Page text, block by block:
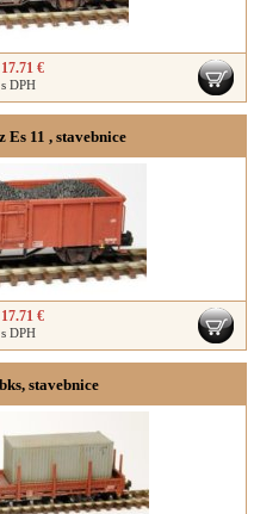
17.71 €
s DPH
11 , stavebnice
17.71 €
s DPH
stavebnice